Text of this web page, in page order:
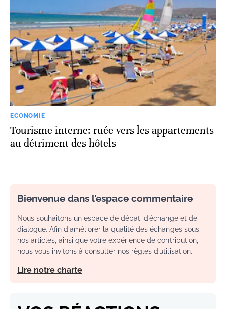
ECONOMIE
Tourisme interne: ruée vers les appartements
au détriment des hôtels
Bienvenue dans l’espace commentaire
Nous souhaitons un espace de débat, d’échange et de
dialogue. Afin d'améliorer la qualité des échanges sous
nos articles, ainsi que votre expérience de contribution,
nous vous invitons à consulter nos règles d’utilisation.
Lire notre charte